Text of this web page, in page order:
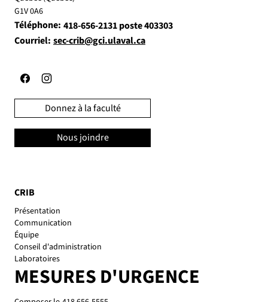
MESURES D'URGENCE
CRIB
Présentation
Communication
Équipe
Conseil d'administration
Laboratoires
G1V 0A6
Téléphone: 418-656-2131 poste 403303
Courriel: sec-crib@gci.ulaval.ca
Donnez à la faculté
Nous joindre